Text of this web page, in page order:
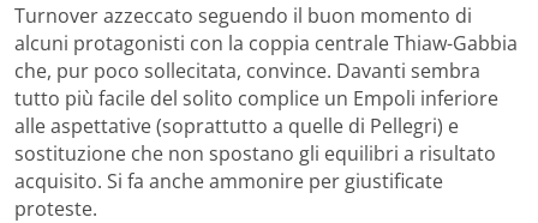
Turnover azzeccato seguendo il buon momento di
alcuni protagonisti con la coppia centrale Thiaw-Gabbia
che, pur poco sollecitata, convince. Davanti sembra
tutto più facile del solito complice un Empoli inferiore
alle aspettative (soprattutto a quelle di Pellegri) e
sostituzione che non spostano gli equilibri a risultato
acquisito. Si fa anche ammonire per giustificate
proteste.